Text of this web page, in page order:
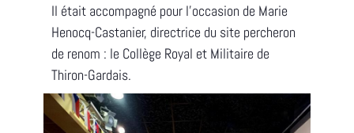
Il était accompagné pour l’occasion de Marie
Henocq-Castanier, directrice du site percheron
de renom : le Collège Royal et Militaire de
Thiron-Gardais.